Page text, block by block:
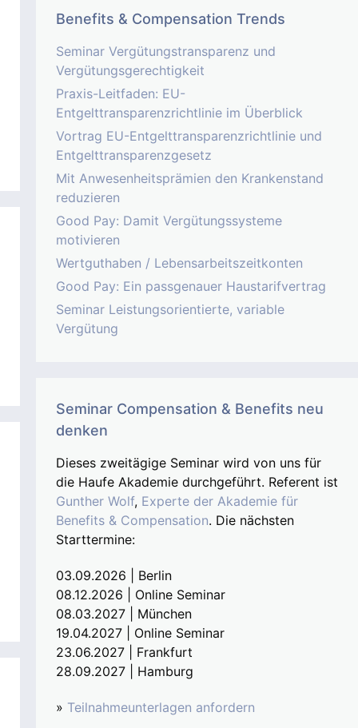
Benefits & Compensation Trends
Seminar Vergütungstransparenz und
Vergütungsgerechtigkeit
Praxis-Leitfaden: EU-
Entgelttransparenzrichtlinie im Überblick
Vortrag EU-Entgelttransparenzrichtlinie und
Entgelttransparenzgesetz
Mit Anwesenheitsprämien den Krankenstand
reduzieren
Good Pay: Damit Vergütungssysteme
motivieren
Wertguthaben / Lebensarbeitszeitkonten
Good Pay: Ein passgenauer Haustarifvertrag
Seminar Leistungsorientierte, variable
Vergütung
Seminar Compensation & Benefits neu
denken
Dieses zweitägige Seminar wird von uns für
die Haufe Akademie durchgeführt. Referent ist
Gunther Wolf, Experte der Akademie für
Benefits & Compensation. Die nächsten
Starttermine:
03.09.2026 | Berlin
08.12.2026 | Online Seminar
08.03.2027 | München
19.04.2027 | Online Seminar
23.06.2027 | Frankfurt
28.09.2027 | Hamburg
» Teilnahmeunterlagen anfordern